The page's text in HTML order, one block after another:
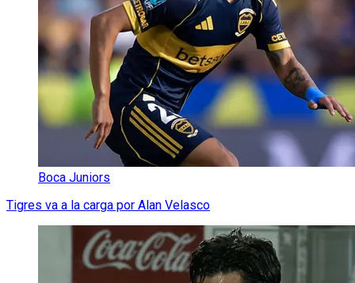
Boca Juniors
Tigres va a la carga por Alan Velasco